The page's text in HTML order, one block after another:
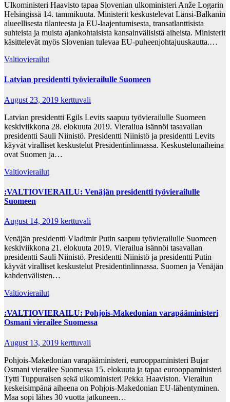
Ulkoministeri Haavisto tapaa Slovenian ulkoministeri Anže Logarin
Helsingissä 14. tammikuuta. Ministerit keskustelevat Länsi-Balkanin
alueellisesta tilanteesta ja EU-laajentumisesta, transatlanttisista
suhteista ja muista ajankohtaisista kansainvälisistä aiheista. Ministerit
käsittelevät myös Slovenian tulevaa EU-puheenjohtajuuskautta.…
Valtiovierailut
Latvian presidentti työvierailulle Suomeen
August 23, 2019 kerttuvali
Latvian presidentti Egils Levits saapuu työvierailulle Suomeen
keskiviikkona 28. elokuuta 2019. Vierailua isännöi tasavallan
presidentti Sauli Niinistö. Presidentti Niinistö ja presidentti Levits
käyvät viralliset keskustelut Presidentinlinnassa. Keskustelunaiheina
ovat Suomen ja…
Valtiovierailut
:VALTIOVIERAILU: Venäjän presidentti työvierailulle
Suomeen
August 14, 2019 kerttuvali
Venäjän presidentti Vladimir Putin saapuu työvierailulle Suomeen
keskiviikkona 21. elokuuta 2019. Vierailua isännöi tasavallan
presidentti Sauli Niinistö. Presidentti Niinistö ja presidentti Putin
käyvät viralliset keskustelut Presidentinlinnassa. Suomen ja Venäjän
kahdenvälisten…
Valtiovierailut
:VALTIOVIERAILU: Pohjois-Makedonian varapääministeri
Osmani vierailee Suomessa
August 13, 2019 kerttuvali
Pohjois-Makedonian varapääministeri, eurooppaministeri Bujar
Osmani vierailee Suomessa 15. elokuuta ja tapaa eurooppaministeri
Tytti Tuppuraisen sekä ulkoministeri Pekka Haaviston. Vierailun
keskeisimpänä aiheena on Pohjois-Makedonian EU-lähentyminen.
Maa sopi lähes 30 vuotta jatkuneen…